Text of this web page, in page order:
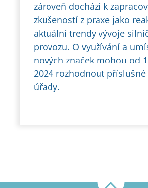
zároveň dochází k
zkušeností z praxe jako
aktuální trendy vývoje
provozu. O využívání a
nových značek mohou od
2024 rozhodnout
úřady.